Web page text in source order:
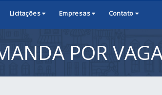
Licitações Empresas Contato
POR